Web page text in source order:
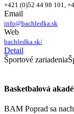
+421 (0)52 44 98 101,
Email
info@bachledka.sk
Web
bachledka.sk/
Detail
Športové zariadenia
Basketbalová
BAM Poprad sa